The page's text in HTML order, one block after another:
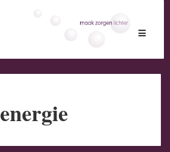
Toggle
energie